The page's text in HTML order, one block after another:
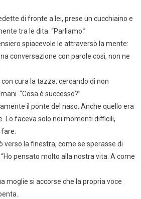
di fronte a lei, prese un cucchiaino e
tra le dita. “Parliamo.”
spiacevole le attraversò la mente:
conversazione con parole così, non ne
con cura la tazza, cercando di non
“Cosa è successo?”
il ponte del naso. Anche quello era
Lo faceva solo nei momenti difficili,
verso la finestra, come se sperasse di
pensato molto alla nostra vita. A come
moglie si accorse che la propria voce